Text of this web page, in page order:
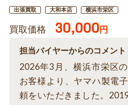
出張買取 大和本店 横浜市栄区
買取価格 30,000円
担当バイヤーからのコメント
2026年3月、横浜市栄区
お客様より、ヤマハ製電
頼をいただきました。